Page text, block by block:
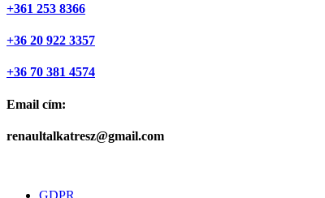
+361 253 8366
+36 20 922 3357
+36 70 381 4574
Email cím:
renaultalkatresz@gmail.com
GDPR